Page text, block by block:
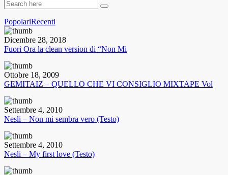
PopolariRecenti
Dicembre 28, 2018
Fuori Ora la clean version di “Non Mi
Ottobre 18, 2009
GEMITAIZ – QUELLO CHE VI CONSIGLIO MIXTAPE Vol
Settembre 4, 2010
Nesli – Non mi sembra vero (Testo)
Settembre 4, 2010
Nesli – My first love (Testo)